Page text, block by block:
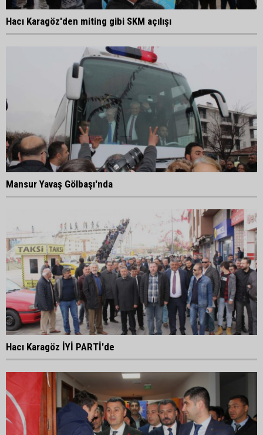
Hacı Karagöz'den miting gibi SKM açılışı
Mansur Yavaş Gölbaşı'nda
Hacı Karagöz İYİ PARTİ'de